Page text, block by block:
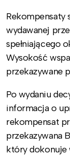
Rekompensaty
wydawanej
spełniającego
Wysokość
przekazywane
Po wydaniu
informacja o
rekompensat
przekazywana
który dokonuje